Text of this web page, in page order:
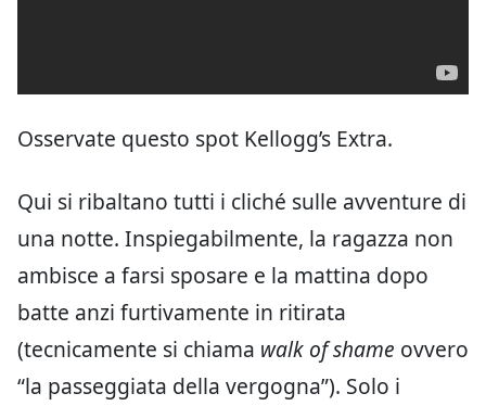
Osservate questo spot Kellogg’s Extra.
Qui si ribaltano tutti i cliché sulle avventure di
una notte. Inspiegabilmente, la ragazza non
ambisce a farsi sposare e la mattina dopo
batte anzi furtivamente in ritirata
(tecnicamente si chiama walk of shame ovvero
“la passeggiata della vergogna”). Solo i